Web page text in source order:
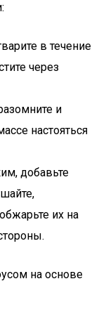
в течение
через
и
настояться
добавьте
их на
на основе